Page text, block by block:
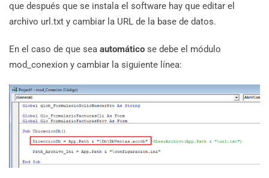
que después que se instala el software hay que editar el
archivo url.txt y cambiar la URL de la base de datos.
En el caso de que sea automático se debe el módulo
mod_conexion y cambiar la siguiente línea: